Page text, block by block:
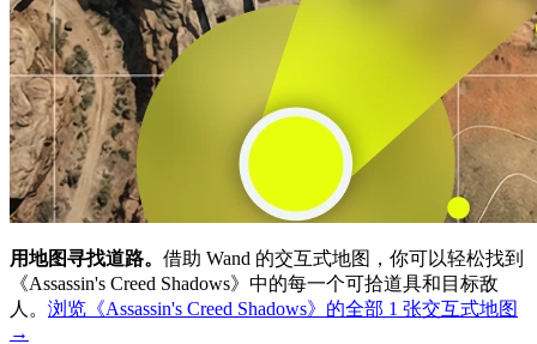
用地图寻找道路。 借助 Wand 的交互式地图，你可以轻松找到
《Assassin's Creed Shadows》中的每一个可拾道具和目标敌
人。 浏览《Assassin's Creed Shadows》的全部 1 张交互式地图
→